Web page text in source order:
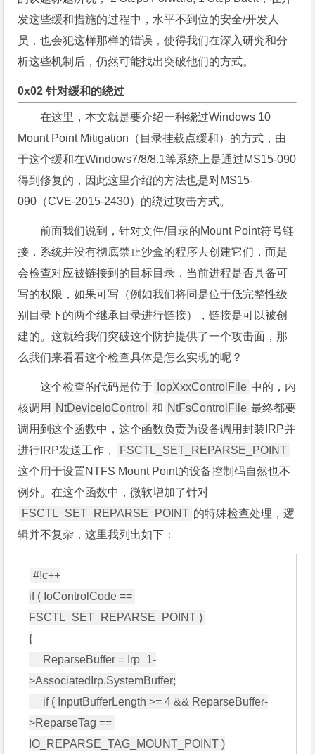
发这些缓和措施的过程中，水平不到位的安全/开发人
员，也会犯这样那样的错误，使得我们在深入研究和分
析这些机制后，仍然可能找出突破他们的方式。
0x02 针对缓和的绕过
在这里，本文就是要介绍一种绕过Windows 10
Mount Point Mitigation（目录挂载点缓和）的方式，由
于这个缓和在Windows7/8/8.1等系统上是通过MS15-090
得到修复的，因此这里介绍的方法也是对MS15-
090（CVE-2015-2430）的绕过攻击方式。
前面我们说到，针对文件/目录的Mount Point符号链
接，系统并没有彻底禁止沙盒的程序去创建它们，而是
会检查对应被链接到的目标目录，当前进程是否具备可
写的权限，如果可写（例如我们将同是位于低完整性级
别目录下的两个继承目录进行链接），链接是可以被创
建的。这就给我们突破这个防护提供了一个攻击面，那
么我们来看看这个检查具体是怎么实现的呢？
这个检查的代码是位于 IopXxxControlFile 中的，内
核调用
NtDeviceIoControl 和 NtFsControlFile 最终都要
调用到这个函数中，这个函数负责为设备调用封装IRP并
进行IRP发送工作，
FSCTL_SET_REPARSE_POINT
这个用于设置NTFS Mount Point的设备控制码自然也不
例外。在这个函数中，微软增加了针对
FSCTL_SET_REPARSE_POINT 的特殊检查处理，逻
辑并不复杂，这里我列出如下：
#!c++
if ( IoControlCode ==
FSCTL_SET_REPARSE_POINT )
{
>AssociatedIrp.SystemBuffer;
>ReparseTag ==
IO_REPARSE_TAG_MOUNT_POINT )